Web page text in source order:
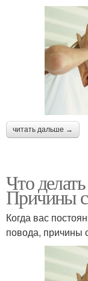
читать дальше →
Что
Причины
Когда вас
повода, причины